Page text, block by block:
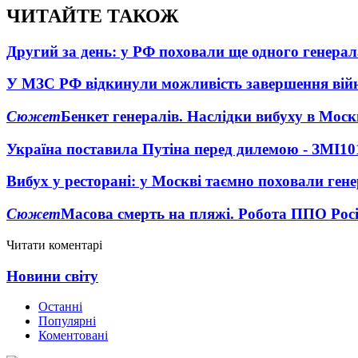
ЧИТАЙТЕ ТАКОЖ
Другий за день: у РФ поховали ще одного
У МЗС РФ відкинули можливість завершення
СюжетБенкет генералів. Наслідки вибуху в
Україна поставила Путіна перед дилемою - ЗМІ
Вибух у ресторані: у Москві таємно поховали
СюжетМасова смерть на пляжі. Робота ППО
Читати коментарі
Новини світу
Останні
Популярні
Коментовані